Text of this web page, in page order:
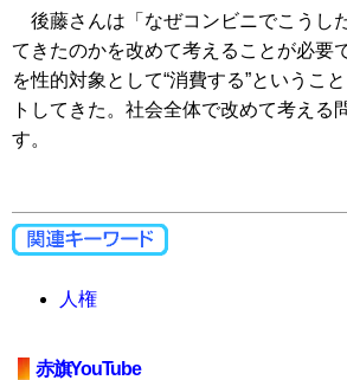
後藤さんは「なぜコンビニでこうし
てきたのかを改めて考えることが必要
を性的対象として“消費する”というこ
トしてきた。社会全体で改めて考える
す。
人権
赤旗YouTube